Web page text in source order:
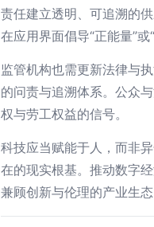
责任建立透明、可追溯的
在应用界面倡导“正能量”
监管机构也需更新法律与
的问责与追溯体系。公众
权与劳工权益的信号。
科技应当赋能于人，而非
在的现实根基。推动数字
兼顾创新与伦理的产业生